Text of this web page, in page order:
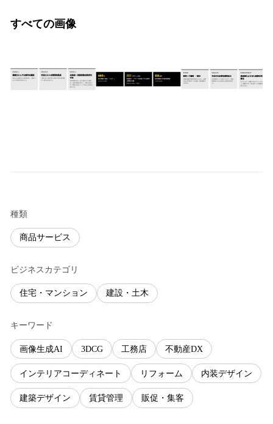
すべての画像
種類
商品サービス
ビジネスカテゴリ
住宅・マンション 建設・土木
キーワード
画像生成AI 3DCG 工務店 不動産DX
インテリアコーディネート リフォーム 内装デザイン
建築デザイン 賃貸管理 販促・集客